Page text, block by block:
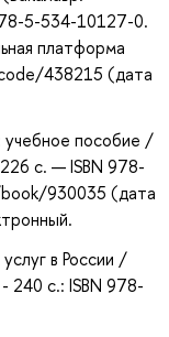
5-534-10127-0.
платформа
438215 (дата
учебное пособие /
с. — ISBN 978-
930035 (дата
в России /
с.: ISBN 978-